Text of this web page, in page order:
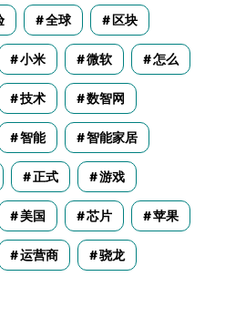
全球 区块
小米 微软 怎么
技术 数智网
智能 智能家居
正式 游戏
美国 芯片 苹果
运营商 骁龙